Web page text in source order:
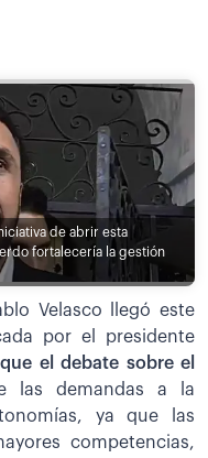
de abrir esta
fortalecería la gestión
Velasco llegó este
por el presidente
el debate sobre el
las demandas a la
ya que las
competencias,